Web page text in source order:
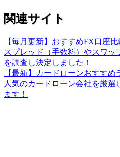
関連サイト
【毎月更新】おすすめFX口座比
スプレッド（手数料）やスワッ
を調査し決定しました！
【最新】カードローンおすすめ
人気のカードローン会社を厳
ます！